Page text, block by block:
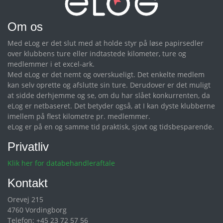
Om os
Med eLog er det slut med at holde styr på løse papirsedler
over klubbens ture eller indtastede kilometer, ture og
medlemmer i et excel-ark.
Med eLog er det nemt og overskueligt. Det enkelte medlem
kan selv oprette og afslutte sin ture. Derudover er det muligt
at sidde derhjemme og se, om du har slået konkurrenten, da
eLog er netbaseret. Det betyder også, at I kan dyste klubberne
imellem på flest kilometre pr. medlemmer.
eLog er på en og samme tid praktisk, sjovt og tidsbesparende.
Privatliv
Klik her for databehandleraftale
Kontakt
Orevej 215
4760 Vordingborg
Telefon: +45 23 72 57 56